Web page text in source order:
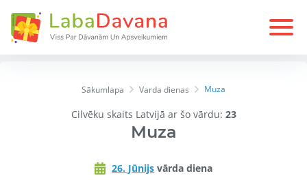
Sākumlapa Varda dienas Muza
Cilvēku skaits Latvijā ar šo vārdu: 23
Muza
26. Jūnijs vārda diena